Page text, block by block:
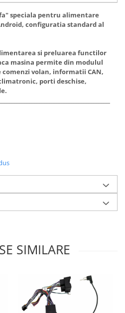
speciala pentru alimentare
configuratia standard al
si preluarea functilor
masina permite din modulul
comenzi volan, informatii CAN,
porti deschise,
SIMILARE